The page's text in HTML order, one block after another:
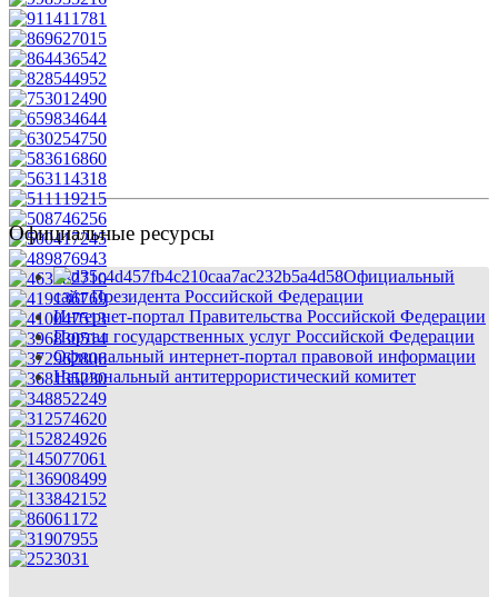
Официальные ресурсы
Официальный
сайт Президента Российской Федерации
Интернет-портал Правительства Российской Федерации
Портал государственных услуг Российской Федерации
Официальный интернет-портал правовой информации
Национальный антитеррористический комитет